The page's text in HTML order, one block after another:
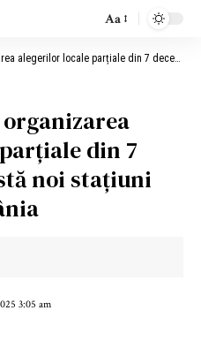
Aa
parțiale din 7 decembrie și atestă noi stațiuni turistice în România
din 7
noi stațiuni
3:05 am